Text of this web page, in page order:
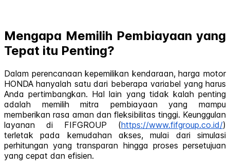
Mengapa Memilih Pembiayaan yang
Tepat itu Penting?
Dalam perencanaan kepemilikan kendaraan, harga motor
HONDA hanyalah satu dari beberapa variabel yang harus
Anda pertimbangkan. Hal lain yang tidak kalah penting
adalah memilih mitra pembiayaan yang mampu
memberikan rasa aman dan fleksibilitas tinggi. Keunggulan
layanan di FIFGROUP (https://www.fifgroup.co.id/)
terletak pada kemudahan akses, mulai dari simulasi
perhitungan yang transparan hingga proses persetujuan
yang cepat dan efisien.